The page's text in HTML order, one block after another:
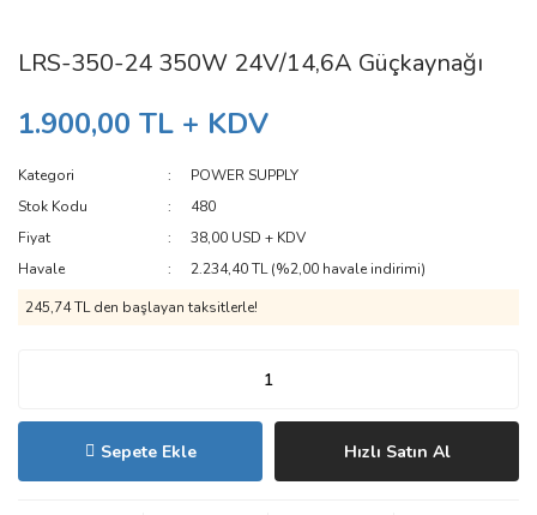
LRS-350-24 350W 24V/14,6A Güçkaynağı
1.900,00 TL + KDV
Kategori
POWER SUPPLY
Stok Kodu
480
Fiyat
38,00 USD + KDV
Havale
2.234,40 TL (%2,00 havale indirimi)
245,74 TL den başlayan taksitlerle!
Sepete Ekle Hızlı Satın Al